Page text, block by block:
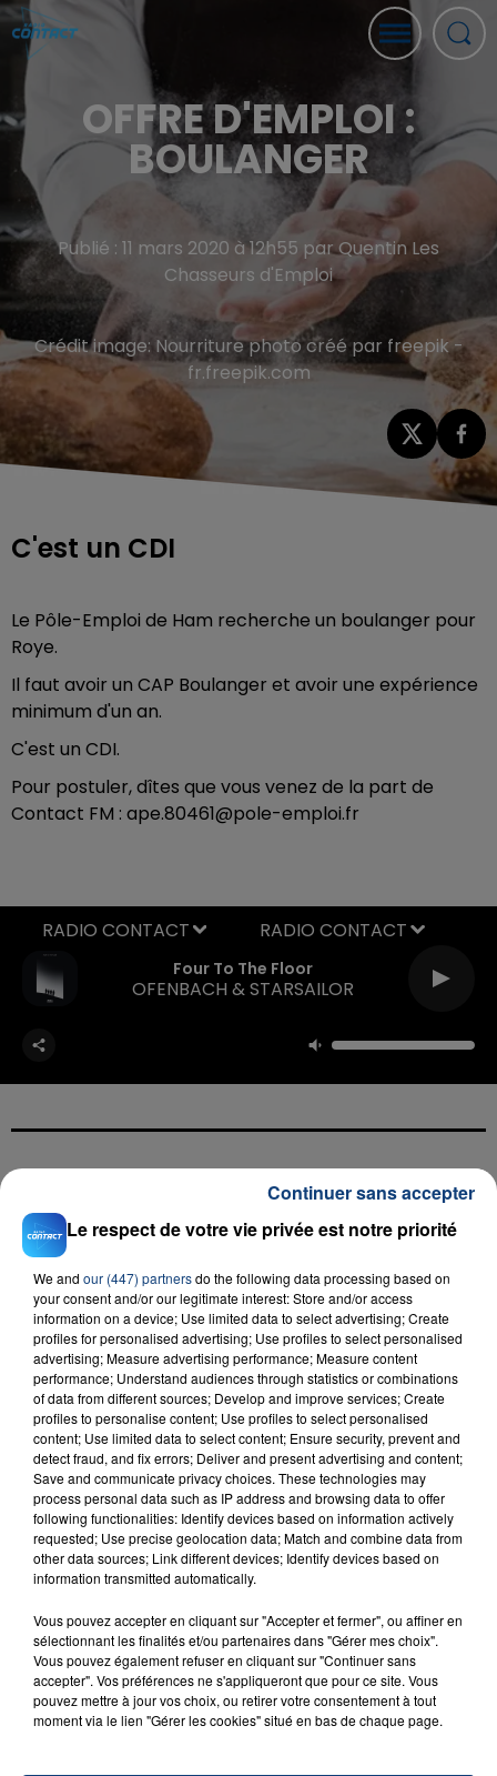
OFFRE D'EMPLOI :
BOULANGER
Publié : 11 mars 2020 à 12h55 par Quentin Les
Chasseurs d'Emploi
Crédit image: Nourriture photo créé par freepik -
fr.freepik.com
C'est un CDI
Le Pôle-Emploi de Ham recherche un boulanger pour
Roye.
Il faut avoir un CAP Boulanger et avoir une expérience
minimum d'un an.
C'est un CDI.
Pour postuler, dîtes que vous venez de la part de
Contact FM : ape.80461@pole-emploi.fr
Four To The Floor
OFENBACH & STARSAILOR
RADIO CONTACT
23 juillet 2026
INCENDIE MORTEL À LENS : UNE FEMME ET
SON BÉBÉ ENTRE LA VIE ET LA...
Un homme s'est immolé par le feu après avoir
aspergé sa compagne et leur bébé de trois mois
d'un liquide inflammable.
20 juillet 2026
UNE ADOLESCENTE DEVANT SE FAIRE
OPÉRER DE LA CHEVILLE RESSORT DE LA...
Le respect de votre vie privée est notre priorité
We and our (447) partnersdo the following data processing based on
your consent and/or our legitimate interest: Store and/or access
information on a device; Use limited data to select advertising; Create
profiles for personalised advertising; Use profiles to select personalised
advertising; Measure advertising performance; Measure content
performance; Understand audiences through statistics or combinations
of data from different sources; Develop and improve services; Create
profiles to personalise content; Use profiles to select personalised
content; Use limited data to select content; Ensure security, prevent and
detect fraud, and fix errors; Deliver and present advertising and content;
Save and communicate privacy choices. These technologies may
process personal data such as IP address and browsing data to offer
following functionalities: Identify devices based on information actively
requested; Use precise geolocation data; Match and combine data from
other data sources; Link different devices; Identify devices based on
information transmitted automatically.
Vous pouvez accepter en cliquant sur "Accepter et fermer", ou affiner en
sélectionnant les finalités et/ou partenaires dans "Gérer mes choix".
Vous pouvez également refuser en cliquant sur "Continuer sans
accepter". Vos préférences ne s'appliqueront que pour ce site. Vous
pouvez mettre à jour vos choix, ou retirer votre consentement à tout
moment via le lien "Gérer les cookies" situé en bas de chaque page.
Continuer sans accepter